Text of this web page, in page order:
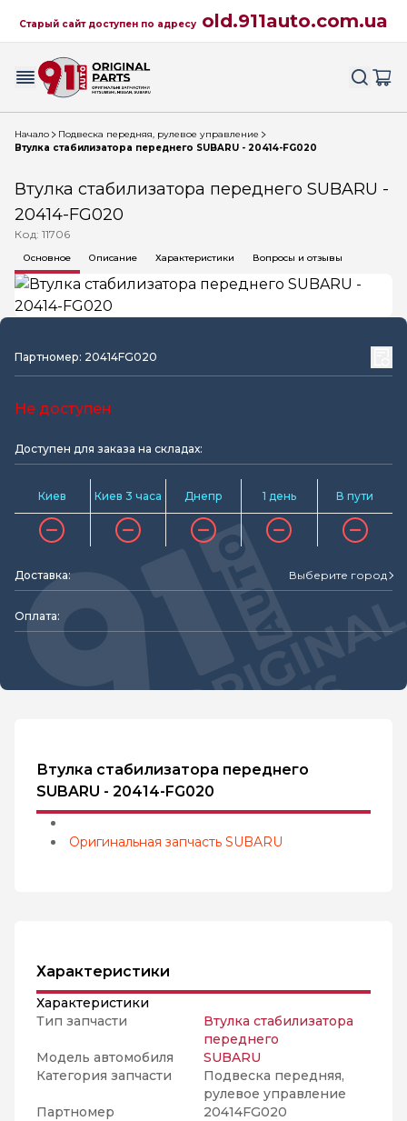
Старый сайт доступен по адресу old.911auto.com.ua
Начало
Подвеска передняя, рулевое управление
Втулка стабилизатора переднего SUBARU - 20414-FG020
Втулка стабилизатора переднего SUBARU -
20414-FG020
Код: 11706
Основное Описание Характеристики Вопросы и отзывы
Партномер: 20414FG020
Не доступен
Доступен для заказа на складах:
Киев Киев 3 часа Днепр 1 день В пути
Доставка: Выберите город
Оплата:
Втулка стабилизатора переднего
SUBARU - 20414-FG020
Оригинальная запчасть SUBARU
Характеристики
Характеристики
Тип запчасти
Втулка стабилизатора
переднего
Модель автомобиля
SUBARU
Категория запчасти
Подвеска передняя,
рулевое управление
Партномер
20414FG020